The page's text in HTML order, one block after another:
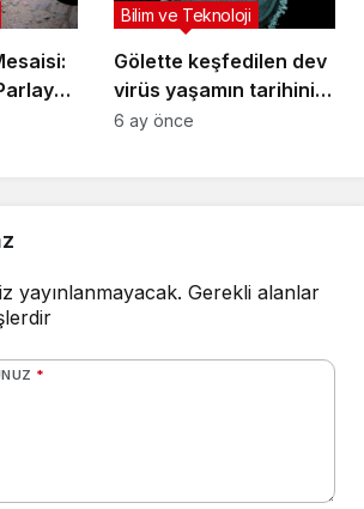
Gölette keşfedilen dev
virüs yaşamın tarihini
değiştirebilir
Bilim ve Teknoloji
6 ay önce
yayınlanmayacak. Gerekli alanlar
*